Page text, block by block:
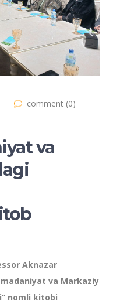
comment (0)
va
Aknazar
va Markaziy
nomli kitobi